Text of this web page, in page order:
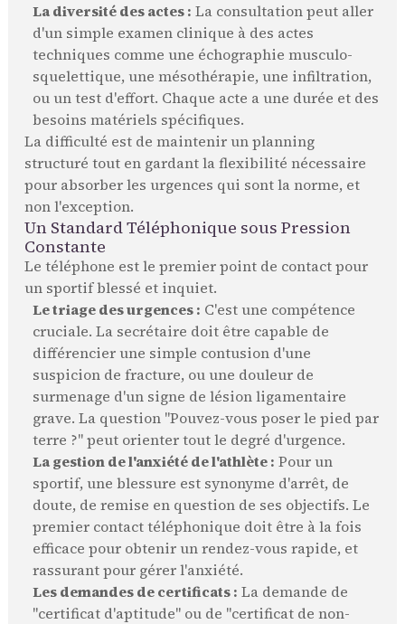
La diversité des actes : La consultation peut aller
d'un simple examen clinique à des actes
techniques comme une échographie musculo-
squelettique, une mésothérapie, une infiltration,
ou un test d'effort. Chaque acte a une durée et des
besoins matériels spécifiques.
La difficulté est de maintenir un planning
structuré tout en gardant la flexibilité nécessaire
pour absorber les urgences qui sont la norme, et
non l'exception.
Un Standard Téléphonique sous Pression
Constante
Le téléphone est le premier point de contact pour
un sportif blessé et inquiet.
Le triage des urgences : C'est une compétence
cruciale. La secrétaire doit être capable de
différencier une simple contusion d'une
suspicion de fracture, ou une douleur de
surmenage d'un signe de lésion ligamentaire
grave. La question "Pouvez-vous poser le pied par
terre ?" peut orienter tout le degré d'urgence.
La gestion de l'anxiété de l'athlète : Pour un
sportif, une blessure est synonyme d'arrêt, de
doute, de remise en question de ses objectifs. Le
premier contact téléphonique doit être à la fois
efficace pour obtenir un rendez-vous rapide, et
rassurant pour gérer l'anxiété.
Les demandes de certificats : La demande de
"certificat d'aptitude" ou de "certificat de non-